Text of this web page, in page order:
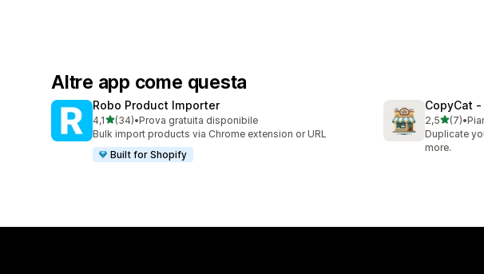
Altre app come questa
Robo Product Importer
4,1stelle su 5
(34)
34 recensioni totali
•Prova gratuita disponibile
Bulk import products via Chrome extension or URL
Built for Shopify
CopyCat
2,5stelle su
(7)
7 recensioni
•
Duplicate
more.